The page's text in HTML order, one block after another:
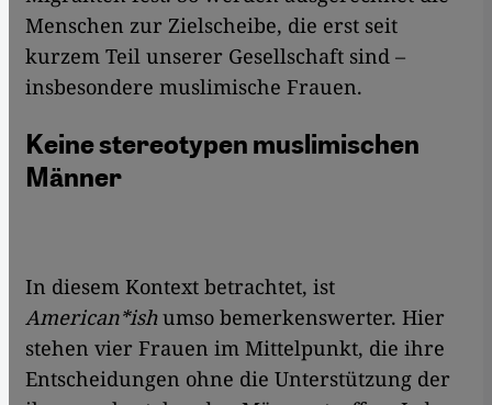
Menschen zur Zielscheibe, die erst seit
kurzem Teil unserer Gesellschaft sind –
insbesondere muslimische Frauen.
Keine stereotypen muslimischen
Männer
In diesem Kontext betrachtet, ist
American*ishumso bemerkenswerter. Hier
stehen vier Frauen im Mittelpunkt, die ihre
Entscheidungen ohne die Unterstützung der